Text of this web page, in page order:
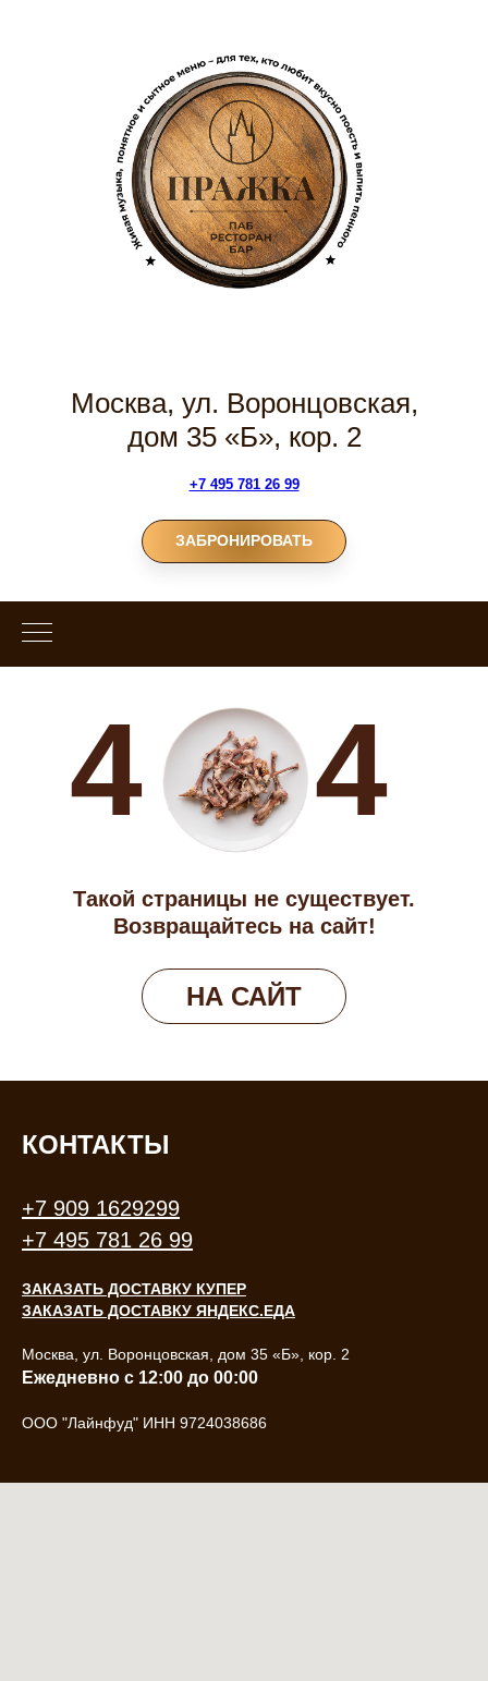
Москва, ул. Воронцовская,
дом 35 «Б», кор. 2
+7 495 781 26 99
ЗАБРОНИРОВАТЬ
4 4
Такой страницы не существует.
Возвращайтесь на сайт!
НА САЙТ
КОНТАКТЫ
+7 909 1629299
+7 495 781 26 99
ЗАКАЗАТЬ ДОСТАВКУ КУПЕР
ЗАКАЗАТЬ ДОСТАВКУ ЯНДЕКС.ЕДА
Москва, ул. Воронцовская, дом 35 «Б», кор. 2
Ежедневно с 12:00 до 00:00
ООО "Лайнфуд" ИНН 9724038686